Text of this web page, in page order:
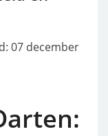
07 december